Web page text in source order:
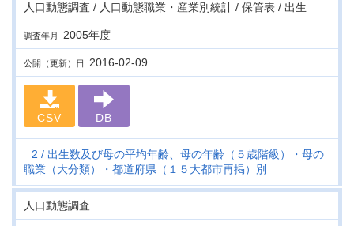
人口動態調査 / 人口動態職業・産業別統計 / 保管表 / 出生
調査年月 2005年度
公開（更新）日 2016-02-09
CSV DB
2
出生数及び母の平均年齢、母の年齢（５歳階級）・母の
職業（大分類）・都道府県（１５大都市再掲）別
人口動態調査